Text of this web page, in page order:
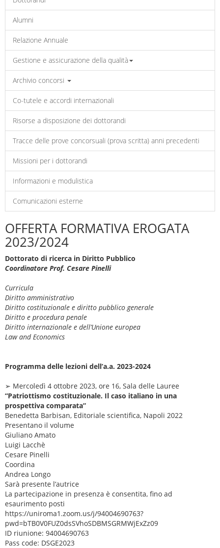
Alumni
Relazione Annuale
Gestione e assicurazione della qualità
Archivio concorsi
Co-tutele e accordi internazionali
Risorse a disposizione dei dottorandi
Tracce delle prove concorsuali (prova scritta) anni precedenti
Missioni per i dottorandi
Informazioni e modulistica
Comunicazioni esterne
OFFERTA FORMATIVA EROGATA
2023/2024
Dottorato di ricerca in Diritto Pubblico
Coordinatore Prof. Cesare Pinelli
Curricula
Diritto amministrativo
Diritto costituzionale e diritto pubblico generale
Diritto e procedura penale
Diritto internazionale e dell’Unione europea
Law and Economics
Programma delle lezioni dell’a.a. 2023-2024
➢ Mercoledì 4 ottobre 2023, ore 16, Sala delle Lauree
“Patriottismo costituzionale. Il caso italiano in una
prospettiva comparata”
Benedetta Barbisan, Editoriale scientifica, Napoli 2022
Presentano il volume
Giuliano Amato
Luigi Lacchè
Cesare Pinelli
Coordina
Andrea Longo
Sarà presente l’autrice
La partecipazione in presenza è consentita, fino ad
esaurimento posti
https://uniroma1.zoom.us/j/94004690763?
pwd=bTB0V0FUZ0dsSVhoSDBMSGRMWjExZz09
ID riunione: 94004690763
Pass code: DSGE2023